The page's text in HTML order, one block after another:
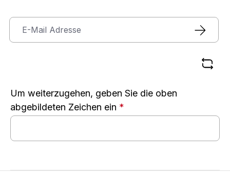
Um weiterzugehen, geben Sie die oben
abgebildeten Zeichen ein *